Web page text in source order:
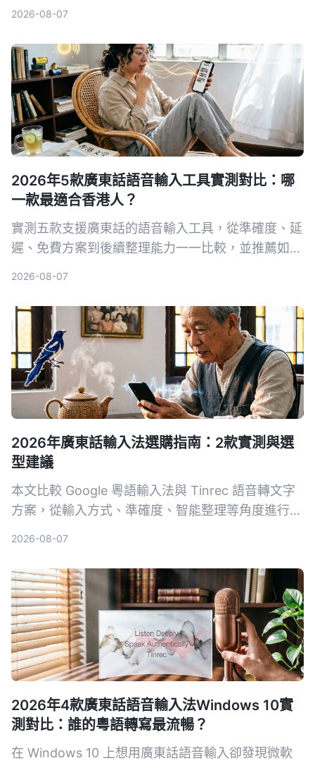
2026-08-07
2026年5款廣東話語音輸入工具實測對比：哪
一款最適合香港人？
實測五款支援廣東話的語音輸入工具，從準確度、延
遲、免費方案到後續整理能力一一比較，並推薦如何
2026-08-07
2026年廣東話輸入法選購指南：2款實測與選
型建議
本文比較 Google 粵語輸入法與 Tinrec 語音轉文字
方案，從輸入方式、準確度、智能整理等角度進行實
2026-08-07
2026年4款廣東話語音輸入法Windows 10實
測對比：誰的粵語轉寫最流暢？
在 Windows 10 上想用廣東話語音輸入卻發現微軟